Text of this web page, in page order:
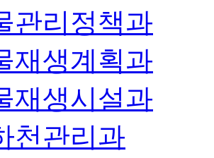
관리정책과
재생계획과
재생시설과
천관리과